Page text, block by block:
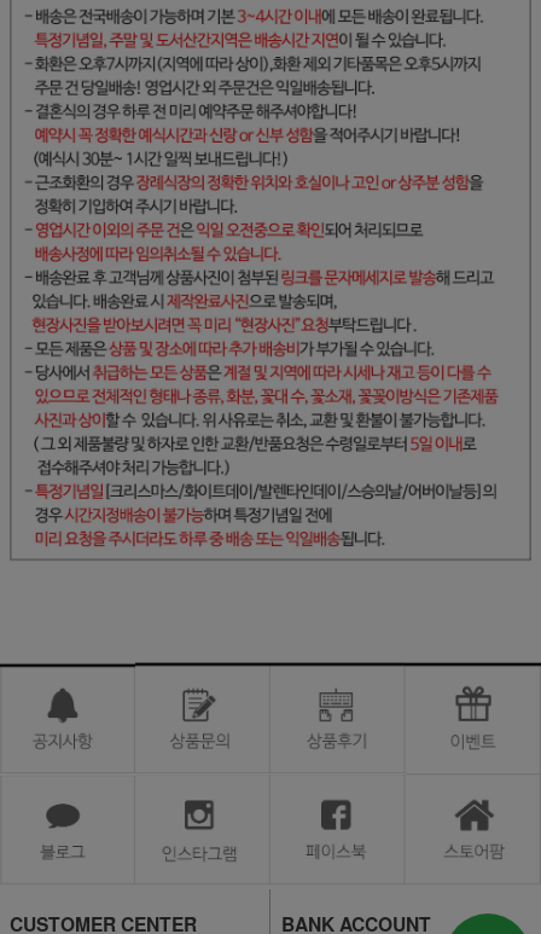
CUSTOMER CENTER BANK ACCOUNT